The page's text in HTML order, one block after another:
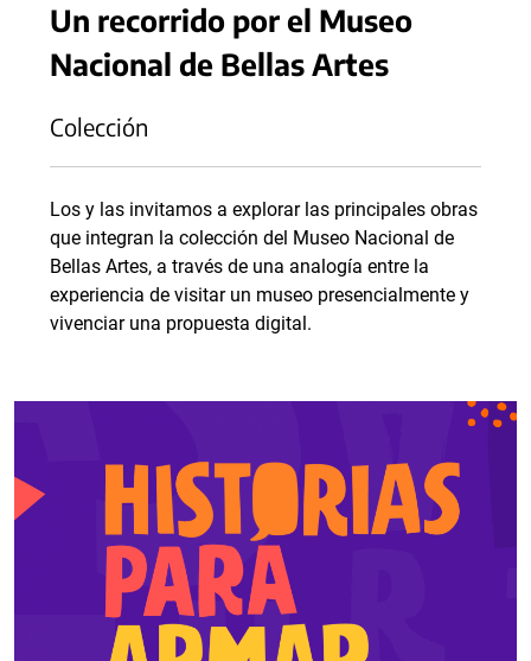
Un recorrido por el Museo
Nacional de Bellas Artes
Colección
Los y las invitamos a explorar las principales obras
que integran la colección del Museo Nacional de
Bellas Artes, a través de una analogía entre la
experiencia de visitar un museo presencialmente y
vivenciar una propuesta digital.